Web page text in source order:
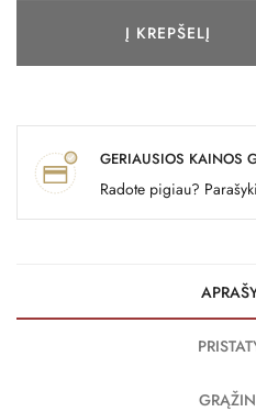
Į KREPŠELĮ
GERIAUSIOS KAINOS
Radote pigiau?